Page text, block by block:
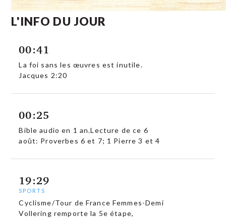
L'INFO DU JOUR
00:41
La foi sans les œuvres est inutile.
Jacques 2:20
00:25
Bible audio en 1 an.Lecture de ce 6
août: Proverbes 6 et 7; 1 Pierre 3 et 4
19:29
SPORTS
Cyclisme/Tour de France Femmes-Demi
Vollering remporte la 5e étape,